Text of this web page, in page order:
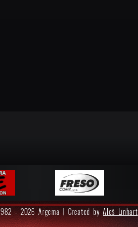
- 2026 Argema | Created byAleš Linhart